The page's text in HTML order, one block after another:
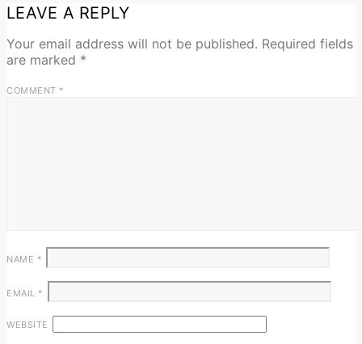
LEAVE A REPLY
Your email address will not be published. Required fields
are marked *
COMMENT *
NAME *
EMAIL *
WEBSITE